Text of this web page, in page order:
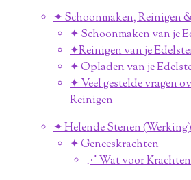
✦ Schoonmaken, Reinigen
✦ Schoonmaken van je
✦Reinigen van je
✦ Opladen van je
✦ Veel gestelde vragen
Reinigen
✦ Helende Stenen (Werking)
✦ Geneeskrachten
⋰ Wat voor Krachten